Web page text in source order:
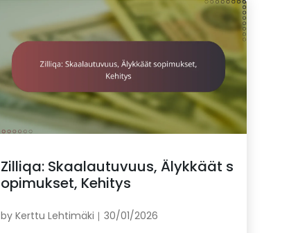
Zilliqa: Skaalautuvuus, Älykkäät s
opimukset, Kehitys
by Kerttu Lehtimäki
30/01/2026